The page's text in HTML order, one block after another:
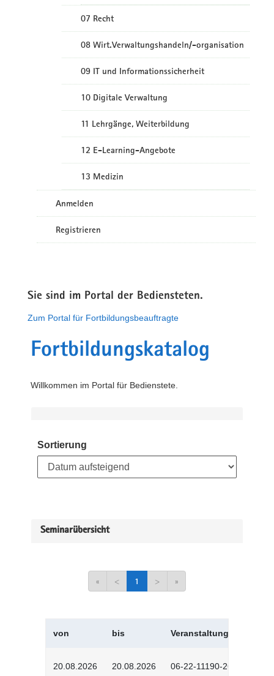
07 Recht
08 Wirt.Verwaltungshandeln/-organisation
09 IT und Informationssicherheit
10 Digitale Verwaltung
11 Lehrgänge, Weiterbildung
12 E-Learning-Angebote
13 Medizin
Anmelden
Registrieren
Sie sind im Portal der Bediensteten.
Zum Portal für Fortbildungsbeauftragte
Fortbildungskatalog
Willkommen im Portal für Bedienstete.
Sortierung
Seminarübersicht
« < 1 > »
von bis Veranstaltungskürzel
20.08.2026 20.08.2026 06-22-11190-2601